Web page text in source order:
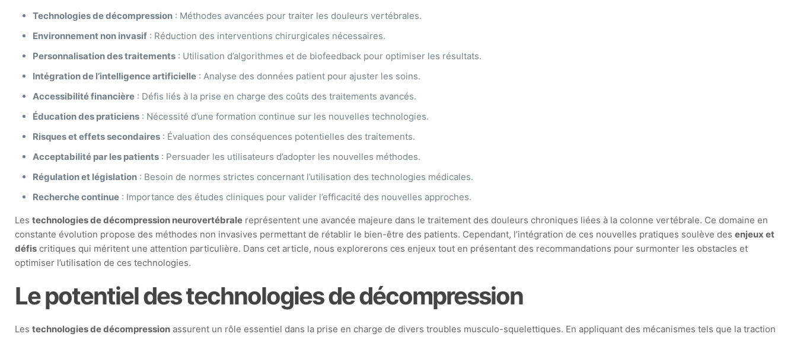
Technologies de décompression : Méthodes avancées pour traiter les douleurs vertébrales.
Environnement non invasif : Réduction des interventions chirurgicales nécessaires.
Personnalisation des traitements : Utilisation d’algorithmes et de biofeedback pour optimiser les résultats.
Intégration de l’intelligence artificielle : Analyse des données patient pour ajuster les soins.
Accessibilité financière : Défis liés à la prise en charge des coûts des traitements avancés.
Éducation des praticiens : Nécessité d’une formation continue sur les nouvelles technologies.
Risques et effets secondaires : Évaluation des conséquences potentielles des traitements.
Acceptabilité par les patients : Persuader les utilisateurs d’adopter les nouvelles méthodes.
Régulation et législation : Besoin de normes strictes concernant l’utilisation des technologies médicales.
Recherche continue : Importance des études cliniques pour valider l’efficacité des nouvelles approches.
Lestechnologies de décompression neurovertébrale représentent une avancée majeure dans le traitement des douleurs chroniques liées à la colonne vertébrale. Ce domaine en
constante évolution propose des méthodes non invasives permettant de rétablir le bien-être des patients. Cependant, l’intégration de ces nouvelles pratiques soulève desenjeux et
défis critiques qui méritent une attention particulière. Dans cet article, nous explorerons ces enjeux tout en présentant des recommandations pour surmonter les obstacles et
optimiser l’utilisation de ces technologies.
Le potentiel des technologies de décompression
Lestechnologies de décompression assurent un rôle essentiel dans la prise en charge de divers troubles musculo-squelettiques. En appliquant des mécanismes tels que la traction